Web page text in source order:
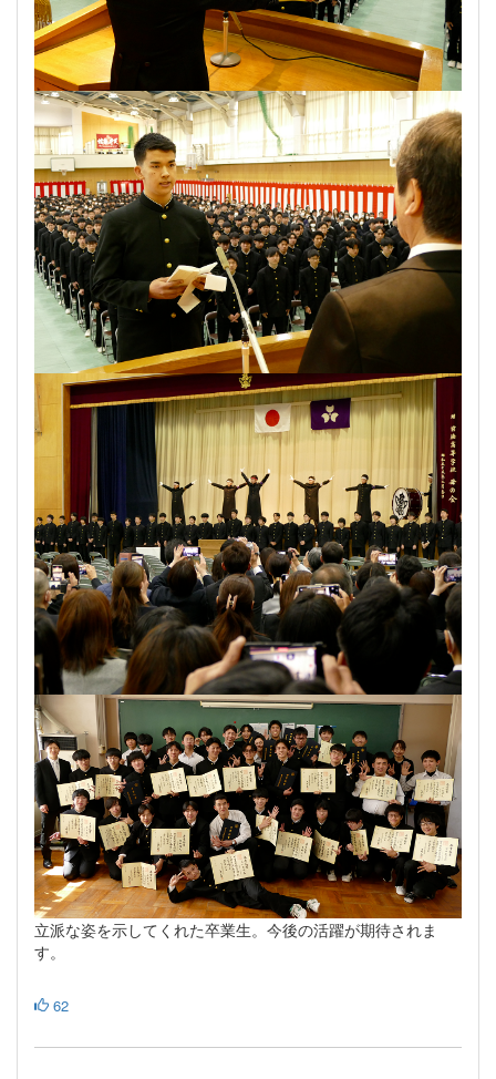
立派な姿を示してくれた卒業生。今後の活躍が期待されま
す。
62